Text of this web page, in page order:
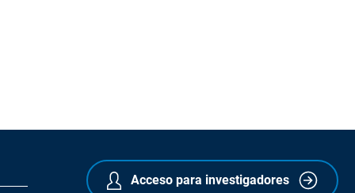
Acceso para investigadores